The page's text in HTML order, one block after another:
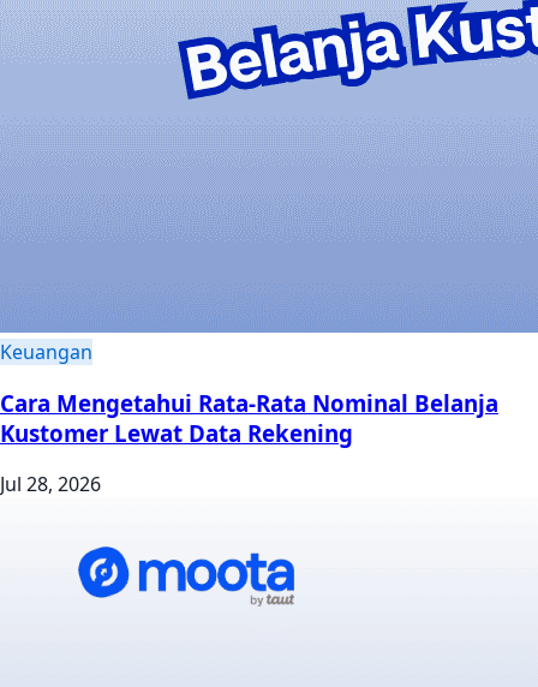
Keuangan
Cara Mengetahui Rata-Rata Nominal Belanja
Kustomer Lewat Data Rekening
Jul 28, 2026